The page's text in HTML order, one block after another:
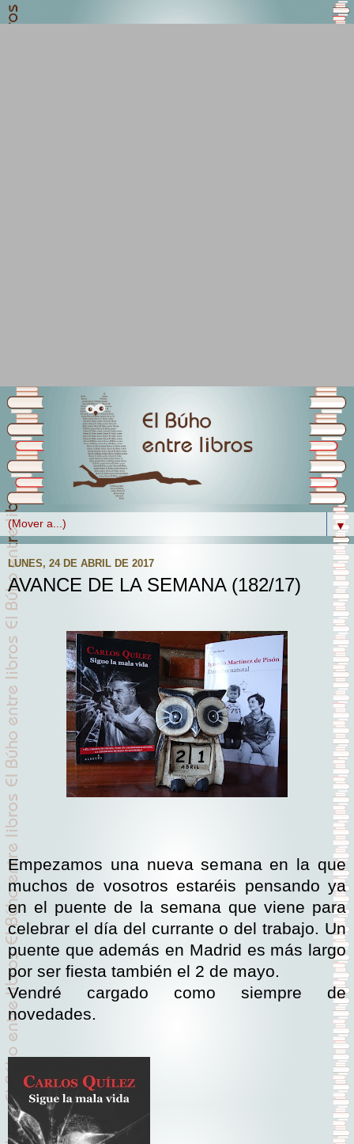
▼
LUNES, 24 DE ABRIL DE 2017
AVANCE DE LA SEMANA (182/17)
Empezamos una nueva semana en la que
muchos de vosotros estaréis pensando ya
en el puente de la semana que viene para
celebrar el día del currante o del trabajo. Un
puente que además en Madrid es más largo
por ser fiesta también el 2 de mayo.
Vendré cargado como siempre de
novedades.